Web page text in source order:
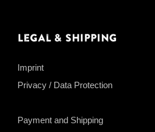
Legal & Shipping
Imprint
Privacy / Data Protection
Payment and Shipping